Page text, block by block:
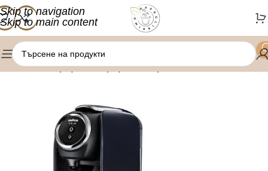
Skip to navigation
Skip to main content
Начало/Оферти/Оферта кафемашини